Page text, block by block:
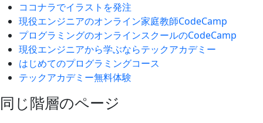
ココナラでイラストを発注
現役エンジニアのオンライン家庭教師CodeCamp
プログラミングのオンラインスクールのCodeCamp
現役エンジニアから学ぶならテックアカデミー
はじめてのプログラミングコース
テックアカデミー無料体験
同じ階層のページ